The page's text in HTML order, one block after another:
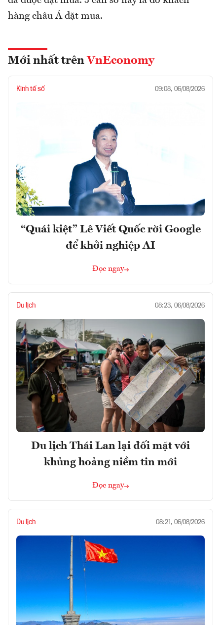
hàng châu Á đặt mua.
Mới nhất trên VnEconomy
Kinh tế số 09:08, 06/08/2026
“Quái kiệt” Lê Viết Quốc rời Google
để khởi nghiệp AI
Đọc ngay
Du lịch 08:23, 06/08/2026
Du lịch Thái Lan lại đối mặt với
khủng hoảng niềm tin mới
Đọc ngay
Du lịch 08:21, 06/08/2026